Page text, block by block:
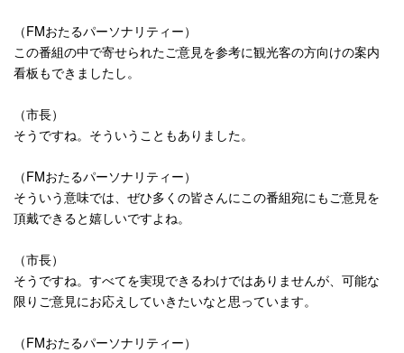
（FMおたるパーソナリティー）
この番組の中で寄せられたご意見を参考に観光客の方向けの案内
看板もできましたし。
（市長）
そうですね。そういうこともありました。
（FMおたるパーソナリティー）
そういう意味では、ぜひ多くの皆さんにこの番組宛にもご意見を
頂戴できると嬉しいですよね。
（市長）
そうですね。すべてを実現できるわけではありませんが、可能な
限りご意見にお応えしていきたいなと思っています。
（FMおたるパーソナリティー）